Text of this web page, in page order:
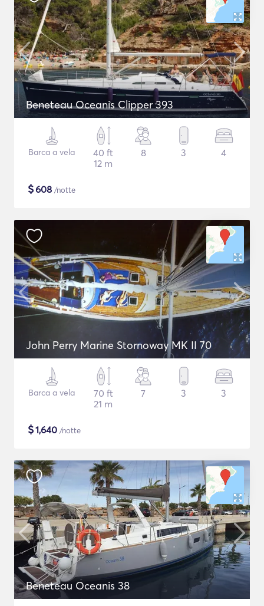
Beneteau Oceanis Clipper 393
Barca a vela
40 ft
12 m
8 3 4
$608 /notte
John Perry Marine Stornoway MK II 70
Barca a vela
70 ft
21 m
7 3 3
$1,640 /notte
Beneteau Oceanis 38